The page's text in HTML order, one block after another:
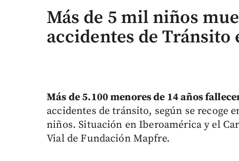
Más de 5 mil niños
accidentes de
Más de 5.100 menores de 14 años
accidentes de tránsito, según se recoge
niños. Situación en Iberoamérica y el
Vial de Fundación Mapfre.